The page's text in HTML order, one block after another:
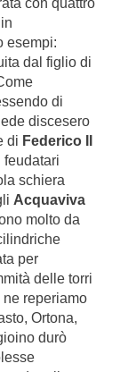
con quattro
esempi:
dal figlio di
di
discesero
di Federico II
feudatari
schiera
Acquaviva
molto da
per
delle torri
reperiamo
Ortona,
durò